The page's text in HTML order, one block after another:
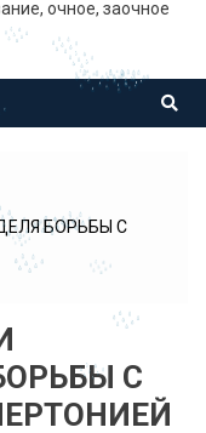
очное, заочное
БОРЬБЫ С
С